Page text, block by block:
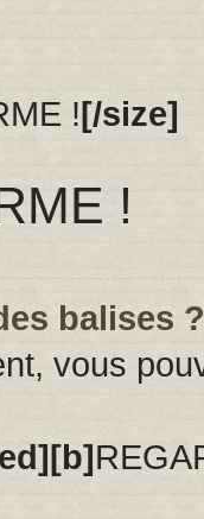
![/size]
!
balises ?
vous